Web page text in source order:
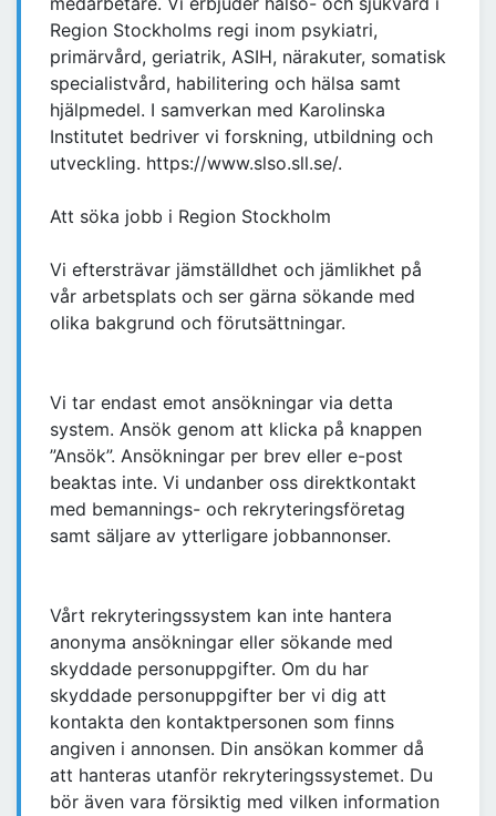
Region Stockholms regi inom psykiatri,
primärvård, geriatrik, ASIH, närakuter, somatisk
specialistvård, habilitering och hälsa samt
hjälpmedel. I samverkan med Karolinska
Institutet bedriver vi forskning, utbildning och
utveckling. https://www.slso.sll.se/.
Att söka jobb i Region Stockholm
Vi eftersträvar jämställdhet och jämlikhet på
vår arbetsplats och ser gärna sökande med
olika bakgrund och förutsättningar.
Vi tar endast emot ansökningar via detta
system. Ansök genom att klicka på knappen
”Ansök”. Ansökningar per brev eller e-post
beaktas inte. Vi undanber oss direktkontakt
med bemannings- och rekryteringsföretag
samt säljare av ytterligare jobbannonser.
Vårt rekryteringssystem kan inte hantera
anonyma ansökningar eller sökande med
skyddade personuppgifter. Om du har
skyddade personuppgifter ber vi dig att
kontakta den kontaktpersonen som finns
angiven i annonsen. Din ansökan kommer då
att hanteras utanför rekryteringssystemet. Du
bör även vara försiktig med vilken information